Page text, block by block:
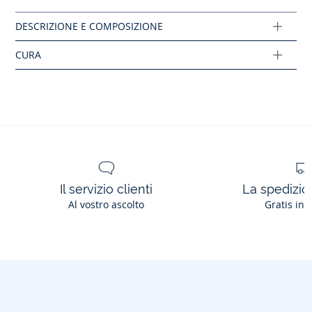
Ref: 2039898
Il servizio clienti
Al vostro ascolto
La
Gratis in